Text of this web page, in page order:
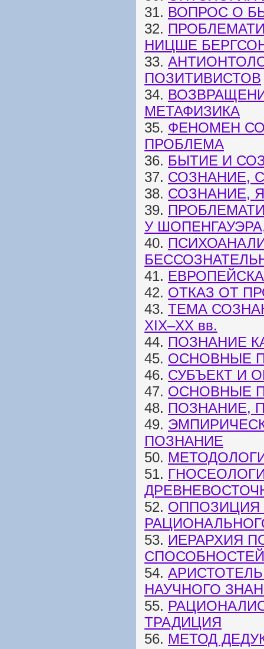
31. ВОПРОС О
32.
НИЦШЕ
33.
ПОЗИТИВИСТОВ
34.
МЕТАФИЗИКА
35. ФЕНОМЕН
ПРОБЛЕМА
36. БЫТИЕ И
37. СОЗНАНИЕ,
38. СОЗНАНИЕ,
39.
У
40.
41.
42. ОТКАЗ ОТ
43. ТЕМА
XIX–XX вв.
44. ПОЗНАНИЕ
45. ОСНОВНЫЕ
46. СУБЪЕКТ И
47. ОСНОВНЫЕ
48. ПОЗНАНИЕ,
49.
ПОЗНАНИЕ
50.
51.
52. ОППОЗИЦИЯ
53. ИЕРАРХИЯ
54.
НАУЧНОГО
55.
ТРАДИЦИЯ
56. МЕТОД